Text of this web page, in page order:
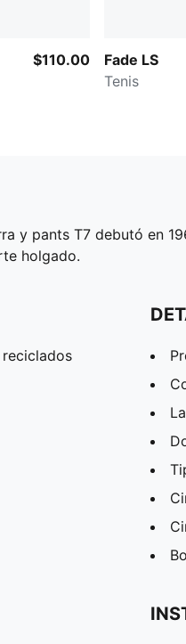
$110.00
Fade LS
Tenis
y pants T7 debutó en
holgado.